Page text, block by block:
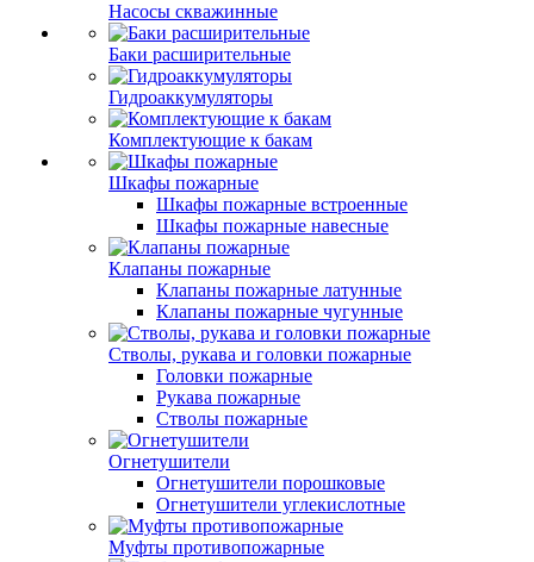
Насосы скважинные
Баки расширительные
Гидроаккумуляторы
Комплектующие к бакам
Шкафы пожарные
Шкафы пожарные встроенные
Шкафы пожарные навесные
Клапаны пожарные
Клапаны пожарные латунные
Клапаны пожарные чугунные
Стволы, рукава и головки пожарные
Головки пожарные
Рукава пожарные
Стволы пожарные
Огнетушители
Огнетушители порошковые
Огнетушители углекислотные
Муфты противопожарные